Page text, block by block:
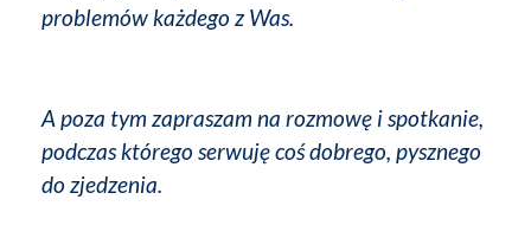
problemów każdego z Was.
A poza tym zapraszam na rozmowę i spotkanie,
podczas którego serwuję coś dobrego, pysznego
do zjedzenia.